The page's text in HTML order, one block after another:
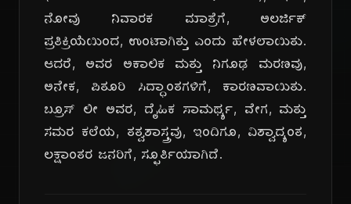
ನೋವು ನಿವಾರಕ ಮಾತ್ರೆಗೆ, ಅಲರ್ಜಿಕ್
ಪ್ರತಿಕ್ರಿಯೆಯಿಂದ, ಉಂಟಾಗಿತ್ತು ಎಂದು ಹೇಳಲಾಯಿತು.
ಆದರೆ, ಅವರ ಅಕಾಲಿಕ ಮತ್ತು ನಿಗೂಢ ಮರಣವು,
ಅನೇಕ, ಪಿತೂರಿ ಸಿದ್ಧಾಂತಗಳಿಗೆ, ಕಾರಣವಾಯಿತು.
ಬ್ರೂಸ್ ಲೀ ಅವರ, ದೈಹಿಕ ಸಾಮರ್ಥ್ಯ, ವೇಗ, ಮತ್ತು
ಸಮರ ಕಲೆಯ, ತತ್ವಶಾಸ್ತ್ರವು, ಇಂದಿಗೂ, ವಿಶ್ವಾದ್ಯಂತ,
ಲಕ್ಷಾಂತರ ಜನರಿಗೆ, ಸ್ಫೂರ್ತಿಯಾಗಿದೆ.